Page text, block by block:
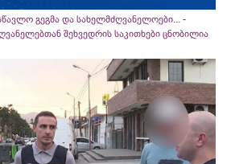
გეგმა და სახელმძღვანელოები... -
შეხვედრის საკითხები ცნობილია